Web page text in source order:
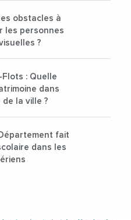
obstacles à
les personnes
?
: Quelle
dans
la ville ?
fait
dans les